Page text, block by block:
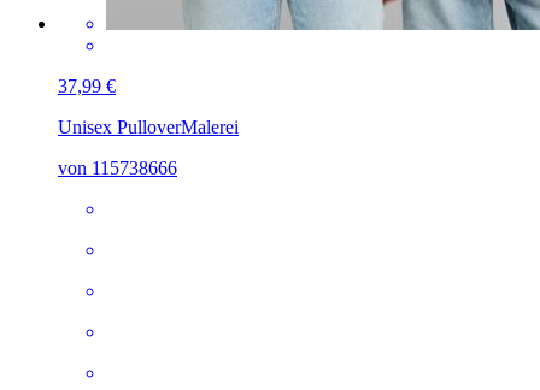
37,99 €
Unisex PulloverMalerei
von 115738666